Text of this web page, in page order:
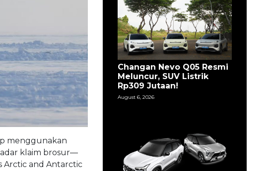
menggunakan
klaim brosur—
Arctic and Antarctic
Changan Nevo Q05 Resmi
Meluncur, SUV Listrik
Rp309 Jutaan!
August 6, 2026